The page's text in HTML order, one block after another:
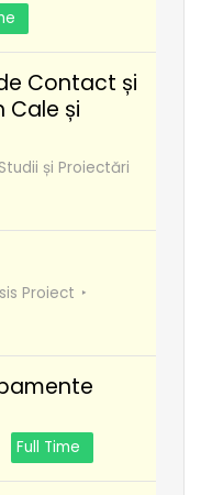
Contact și
Cale și
și Proiectări
Proiect
Full Time